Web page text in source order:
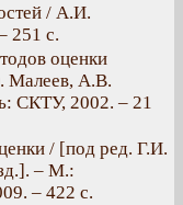
/ А.И.
251 с.
оценки
Малеев, А.В.
СКТУ, 2002. – 21
/ [под ред. Г.И.
– М.:
– 422 с.